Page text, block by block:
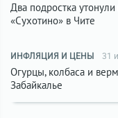
Два подростка
«Сухотино» в Чите
ИНФЛЯЦИЯ И ЦЕНЫ 31
Огурцы, колбаса и
Забайкалье